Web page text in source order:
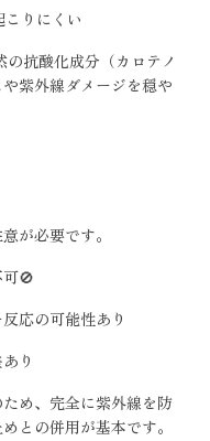
りにくい
抗酸化成分（カロテノ
紫外線ダメージを穏や
が必要です。
🚫
応の可能性あり
り
め、完全に紫外線を防
との併用が基本です。